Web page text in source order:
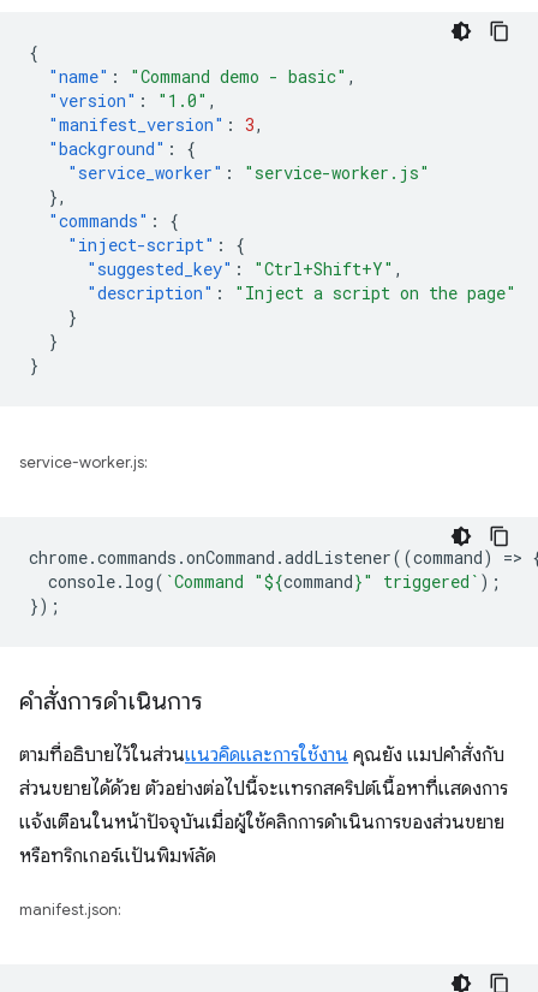
{
"name" : "Command demo - basic" ,
"version" : "1.0" ,
"manifest_version" : 3,
"background" :
{
"service_worker" :
"service-worker.js"
},
"commands" :
{
"inject-script" :
{
"suggested_key" : "Ctrl+Shift+Y" ,
"description" :
"Inject a script on the page"
}
}
}
service-worker.js:
chrome.commands .onCommand .addListener((command) =>
console. log( `Command "${command}" triggered` );
});
คำสั่งการดำเนินการ
ตามที่อธิบายไว้ในส่วนแนวคิดและการใช้งาน คุณยัง แมปคำสั่งกับ
ส่วนขยายได้ด้วย ตัวอย่างต่อไปนี้จะแทรกสคริปต์เนื้อหาที่แสดงการ
แจ้งเตือนในหน้าปัจจุบันเมื่อผู้ใช้คลิกการดำเนินการของส่วนขยาย
หรือทริกเกอร์แป้นพิมพ์ลัด
manifest.json: